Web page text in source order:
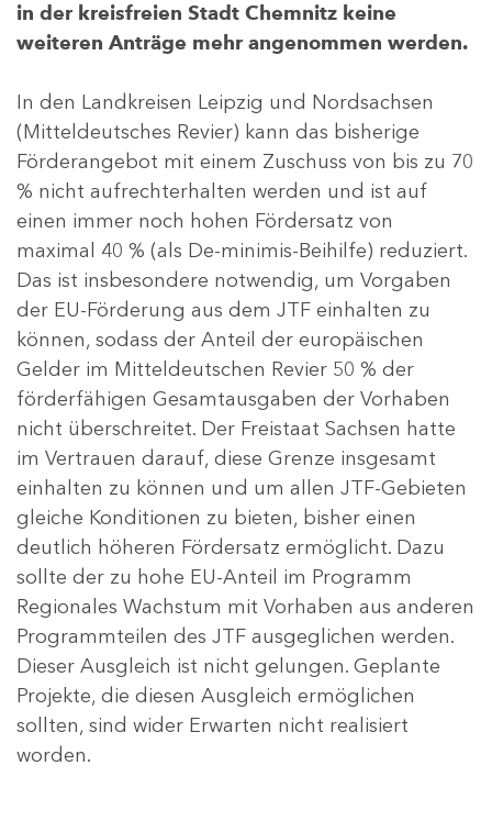
in der kreisfreien Stadt Chemnitz keine
weiteren Anträge mehr angenommen werden.
In den Landkreisen Leipzig und Nordsachsen
(Mitteldeutsches Revier) kann das bisherige
Förderangebot mit einem Zuschuss von bis zu 70
% nicht aufrechterhalten werden und ist auf
einen immer noch hohen Fördersatz von
maximal 40 % (als De-minimis-Beihilfe) reduziert.
Das ist insbesondere notwendig, um Vorgaben
der EU-Förderung aus dem JTF einhalten zu
können, sodass der Anteil der europäischen
Gelder im Mitteldeutschen Revier 50 % der
förderfähigen Gesamtausgaben der Vorhaben
nicht überschreitet. Der Freistaat Sachsen hatte
im Vertrauen darauf, diese Grenze insgesamt
einhalten zu können und um allen JTF-Gebieten
gleiche Konditionen zu bieten, bisher einen
deutlich höheren Fördersatz ermöglicht. Dazu
sollte der zu hohe EU-Anteil im Programm
Regionales Wachstum mit Vorhaben aus anderen
Programmteilen des JTF ausgeglichen werden.
Dieser Ausgleich ist nicht gelungen. Geplante
Projekte, die diesen Ausgleich ermöglichen
sollten, sind wider Erwarten nicht realisiert
worden.